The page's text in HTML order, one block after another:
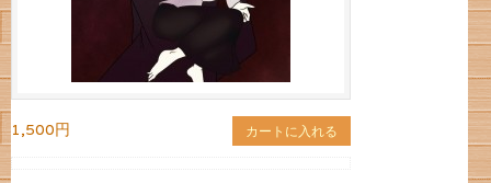
1,500円 カートに入れる